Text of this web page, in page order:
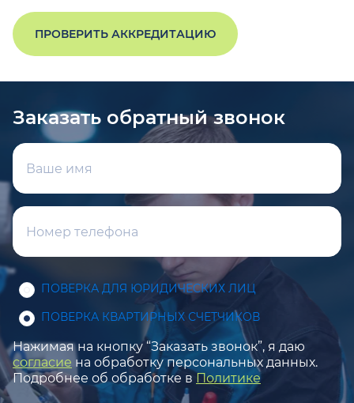
ПРОВЕРИТЬ АККРЕДИТАЦИЮ
Заказать обратный звонок
ПОВЕРКА ДЛЯ ЮРИДИЧЕСКИХ ЛИЦ
ПОВЕРКА КВАРТИРНЫХ СЧЕТЧИКОВ
Нажимая на кнопку “Заказать звонок”, я даю
согласие на обработку персональных данных.
Подробнее об обработке в Политике